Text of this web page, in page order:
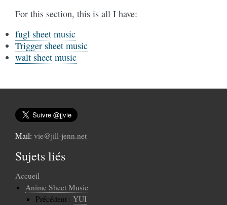
For this section, this is all I have:
fugl sheet music
Trigger sheet music
walt sheet music
Mail: vie@jill-jenn.net
Sujets liés
Accueil
Anime Sheet Music
Précédent : YUI